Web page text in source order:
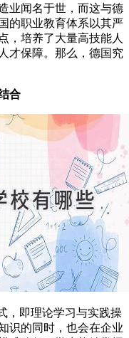
业闻名于世，而这与德
的职业教育体系以其严
，培养了大量高技能人
才保障。那么，德国究
合
，即理论学习与实践操
识的同时，也会在企业